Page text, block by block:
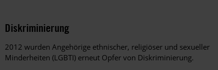
Diskriminierung
2012 wurden Angehörige ethnischer, religiöser und sexueller
Minderheiten (LGBTI) erneut Opfer von Diskriminierung.